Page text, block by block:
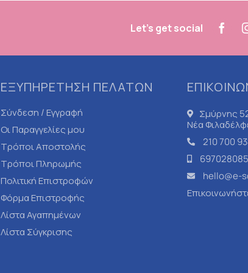
Let's get social
ΕΞΥΠΗΡΕΤΗΣΗ ΠΕΛΑΤΩΝ
Σύνδεση / Εγγραφή
Οι Παραγγελίες μου
Τρόποι Αποστολής
Τρόποι Πληρωμής
Πολιτική Επιστροφών
Φόρμα Επιστροφής
Λίστα Αγαπημένων
Λίστα Σύγκρισης
Σμύρνης
Νέα
210 700
hello@e-